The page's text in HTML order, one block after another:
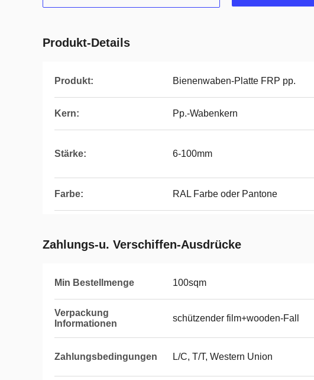
Produkt-Details
Produkt: Bienenwaben-Platte FRP pp.
Kern: Pp.-Wabenkern
Stärke: 6-100mm
Farbe: RAL Farbe oder Pantone
Zahlungs-u. Verschiffen-Ausdrücke
Min Bestellmenge 100sqm
Verpackung
Informationen
schützender film+wooden-Fall
Zahlungsbedingungen L/C, T/T, Western Union